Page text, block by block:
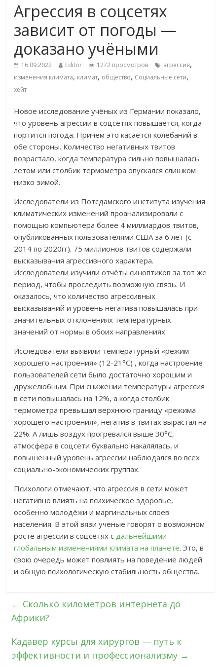
Агрессия в соцсетях
зависит от погоды —
доказано учёными
16.09.2022 Editor 1272 просмотров агрессия,
изменения климата, климат, общество, Социальные сети,
хейт
Новое исследование учёных из Германии показало,
что уровень агрессии в соцсетях повышается, когда
портится погода. Причём это касается колебаний в
обе стороны. Количество негативных твитов
возрастало, когда температура сильно повышалась
летом или столбик термометра опускался слишком
низко зимой.
Исследователи из Потсдамского института изучения
климатических изменений проанализировали с
помощью компьютера более 4 миллиардов твитов,
опубликованных пользователями США за 6 лет (с
2014 по 2020гг). 75 миллионов твитов содержали
высказывания агрессивного характера.
Исследователи изучили отчёты синоптиков за тот же
период, чтобы проследить возможную связь. И
оказалось, что количество агрессивных
высказываний и уровень негатива повышалась при
значительных отклонениях температурных
значений от нормы в обоих направлениях.
Исследователи выявили температурный «режим
хорошего настроения» (12-21°C) , когда настроение
пользователей сети было достаточно хорошим и
дружелюбным. При снижении температуры агрессия
в сети повышалась на 12%, а когда столбик
термометра превышал верхнюю границу «режима
хорошего настроения», негатив в твитах вырастал на
22%. А лишь воздух прогревался выше 30°C,
атмосфера в соцсети буквально накалялась, и
повышенный уровень агрессии наблюдался во всех
социально-экономических группах.
Психологи отмечают, что агрессия в сети может
негативно влиять на психическое здоровье,
особенно молодёжи и маргинальных слоев
населения. В этой вязи ученые говорят о возможном
росте агрессии в соцсетях сдальнейшими
глобальным изменениями климата на планете. Это, в
свою очередь может повлиять на поведение людей
и общую психологическую стабильность общества.
← Сколько километров интернета до
Африки?
Кадавер курсы для хирургов — путь к
эффективности и профессионализму →